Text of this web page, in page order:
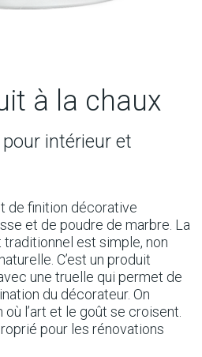
à la chaux
intérieur et
de finition décorative
et de poudre de marbre. La
est simple, non
C’est un produit
une truelle qui permet de
du décorateur. On
l’art et le goût se croisent.
pour les rénovations